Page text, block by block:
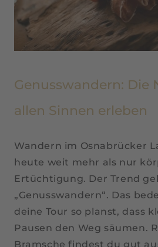
Genusswandern: Die
allen Sinnen erleben
Wandern im Osnabrücker
heute weit mehr als nur
Ertüchtigung. Der Trend
„Genusswandern“. Das
deine Tour so planst, dass
Pausen den Weg säumen.
Bramsche findest du gut